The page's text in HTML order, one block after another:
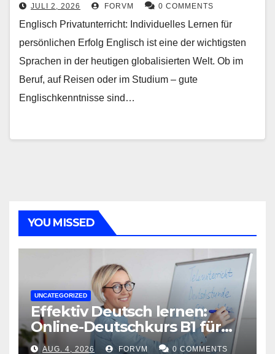
JULI 2, 2026 FORVM 0 COMMENTS
Englisch Privatunterricht: Individuelles Lernen für
persönlichen Erfolg Englisch ist eine der wichtigsten
Sprachen in der heutigen globalisierten Welt. Ob im
Beruf, auf Reisen oder im Studium – gute
Englischkenntnisse sind…
YOU MISSED
UNCATEGORIZED
Effektiv Deutsch lernen:
Online-Deutschkurs B1 für
flexible Lernerfolge
AUG. 4, 2026 FORVM 0 COMMENTS